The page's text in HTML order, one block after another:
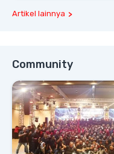
Artikel lainnya
Community